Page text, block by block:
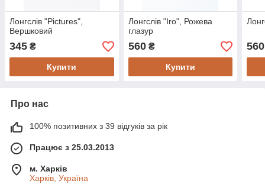
Лонгслів "Pictures",
Вершковий
345 ₴
Купити
Лонгслів "Iro", Рожева
глазур
560₴
Купити
560
Про нас
100% позитивних з 39 відгуків за рік
Працює з 25.03.2013
м. Харків
Харків, Україна